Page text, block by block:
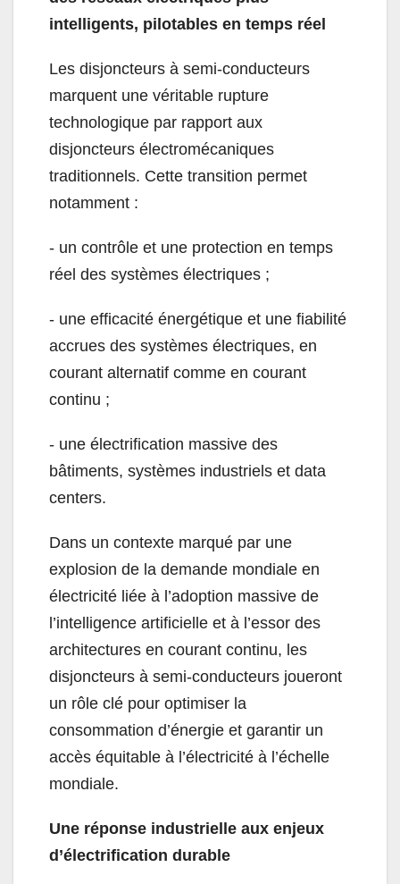
intelligents, pilotables en temps réel
Les disjoncteurs à semi-conducteurs
marquent une véritable rupture
technologique par rapport aux
disjoncteurs électromécaniques
traditionnels. Cette transition permet
notamment :
- un contrôle et une protection en temps
réel des systèmes électriques ;
- une efficacité énergétique et une fiabilité
accrues des systèmes électriques, en
courant alternatif comme en courant
continu ;
- une électrification massive des
bâtiments, systèmes industriels et data
centers.
Dans un contexte marqué par une
explosion de la demande mondiale en
électricité liée à l’adoption massive de
l’intelligence artificielle et à l’essor des
architectures en courant continu, les
disjoncteurs à semi-conducteurs joueront
un rôle clé pour optimiser la
consommation d’énergie et garantir un
accès équitable à l’électricité à l’échelle
mondiale.
Une réponse industrielle aux enjeux
d’électrification durable